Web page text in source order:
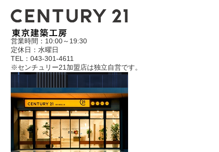
営業時間：10:00～19:30
定休日：水曜日
TEL：043-301-4611
※センチュリー21加盟店は独立自営です。